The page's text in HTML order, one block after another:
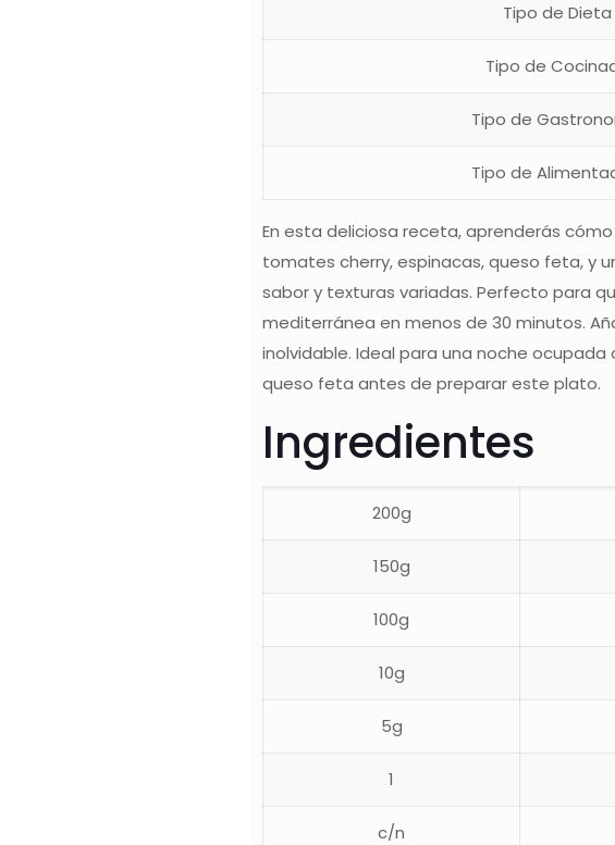
Tipo de Dieta
Tipo de
Tipo de
Tipo de
En esta deliciosa receta, aprenderás
tomates cherry, espinacas, queso feta, y
sabor y texturas variadas. Perfecto para
mediterránea en menos de 30 minutos.
inolvidable. Ideal para una noche
queso feta antes de preparar este plato.
Ingredientes
200g
150g
100g
10g
5g
1
c/n